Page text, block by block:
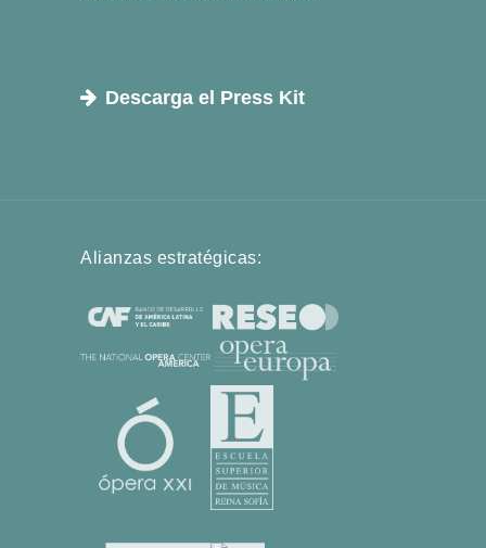
Descarga el Press Kit
Alianzas estratégicas: